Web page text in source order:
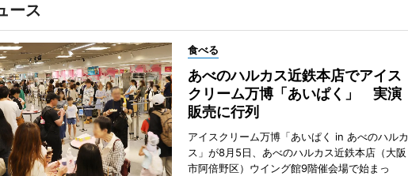
ース
食べる
あべのハルカス近鉄本店でアイス
クリーム万博「あいぱく」 実演
販売に行列
アイスクリーム万博「あいぱく in あべのハルカ
ス」が8月5日、あべのハルカス近鉄本店（大阪
市阿倍野区）ウイング館9階催会場で始まっ